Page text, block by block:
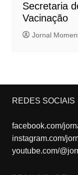
Secretaria
Vacinação
Jornal
REDES SOCIAIS
facebook.com/
instagram.com/
youtube.com/